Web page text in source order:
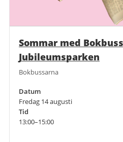
Sommar med
Jubileumsparken
Bokbussarna
Datum
Fredag 14 augusti
Tid
13:00–15:00